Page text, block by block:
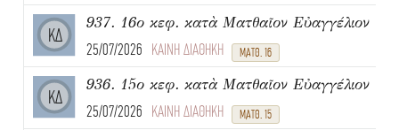
ΚΔ
937. 16ο κεφ. κατὰ Ματθαῖον Εὐαγγέλιον
25/07/2026 ΚΑΙΝΗ ΔΙΑΘΗΚΗ ΜΑΤΘ. 16
ΚΔ
936. 15ο κεφ. κατὰ Ματθαῖον Εὐαγγέλιον
25/07/2026 ΚΑΙΝΗ ΔΙΑΘΗΚΗ ΜΑΤΘ. 15